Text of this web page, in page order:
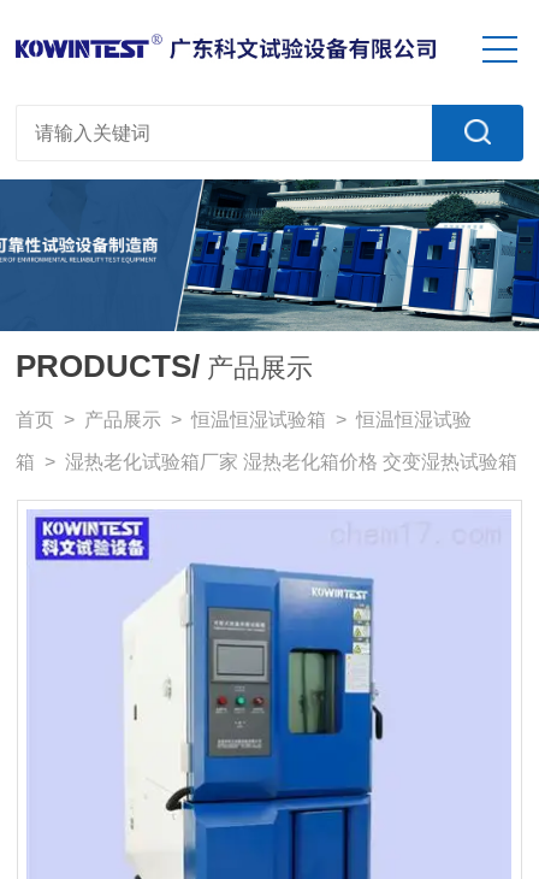
PRODUCTS/ 产品展示
首页 > 产品展示 >恒温恒湿试验箱 >恒温恒湿试验
箱 > 湿热老化试验箱厂家 湿热老化箱价格 交变湿热试验箱